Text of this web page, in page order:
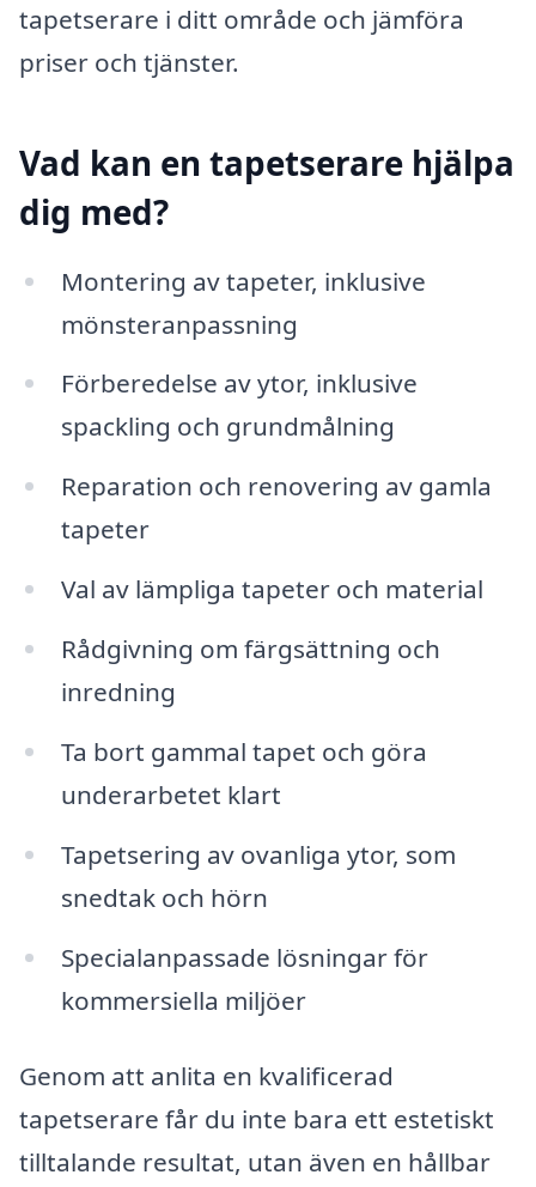
tapetserare i ditt område och jämföra
priser och tjänster.
Vad kan en tapetserare hjälpa
dig med?
Montering av tapeter, inklusive
mönsteranpassning
Förberedelse av ytor, inklusive
spackling och grundmålning
Reparation och renovering av gamla
tapeter
Val av lämpliga tapeter och material
Rådgivning om färgsättning och
inredning
Ta bort gammal tapet och göra
underarbetet klart
Tapetsering av ovanliga ytor, som
snedtak och hörn
Specialanpassade lösningar för
kommersiella miljöer
Genom att anlita en kvalificerad
tapetserare får du inte bara ett estetiskt
tilltalande resultat, utan även en hållbar